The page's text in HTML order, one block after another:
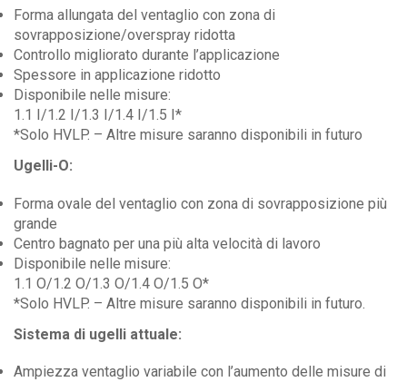
Forma allungata del ventaglio con zona di
sovrapposizione/overspray ridotta
Controllo migliorato durante l’applicazione
Spessore in applicazione ridotto
Disponibile nelle misure:
1.1 I/1.2 I/1.3 I/1.4 I/1.5 I*
*Solo HVLP. – Altre misure saranno disponibili in futuro
Ugelli-O:
Forma ovale del ventaglio con zona di sovrapposizione più
grande
Centro bagnato per una più alta velocità di lavoro
Disponibile nelle misure:
1.1 O/1.2 O/1.3 O/1.4 O/1.5 O*
*Solo HVLP. – Altre misure saranno disponibili in futuro.
Sistema di ugelli attuale:
Ampiezza ventaglio variabile con l’aumento delle misure di